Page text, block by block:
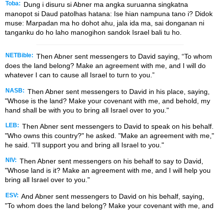
Toba:
Dung i disuru si Abner ma angka suruanna singkatna
manopot si Daud patolhas hatana: Ise hian nampuna tano i? Didok
muse: Marpadan ma ho dohot ahu, jala ida ma, sai donganan ni
tanganku do ho laho manogihon sandok Israel bali tu ho.
NETBible: Then Abner sent messengers to David saying, “To whom
does the land belong? Make an agreement with me, and I will do
whatever I can to cause all Israel to turn to you.”
NASB: Then Abner sent messengers to David in his place, saying,
"Whose is the land? Make your covenant with me, and behold, my
hand shall be with you to bring all Israel over to you."
LEB: Then Abner sent messengers to David to speak on his behalf.
"Who owns this country?" he asked. "Make an agreement with me,"
he said. "I’ll support you and bring all Israel to you."
NIV: Then Abner sent messengers on his behalf to say to David,
"Whose land is it? Make an agreement with me, and I will help you
bring all Israel over to you."
ESV: And Abner sent messengers to David on his behalf, saying,
"To whom does the land belong? Make your covenant with me, and